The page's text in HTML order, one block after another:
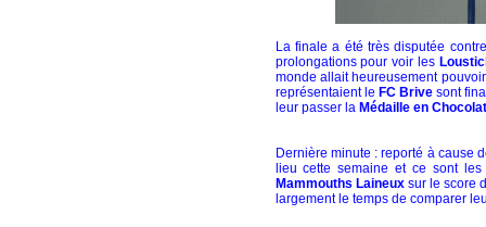
La finale a été très disputée
prolongations pour voir les
monde allait heureusement
représentaient le FC Brive sont
leur passer la Médaille en Chocolat
Dernière minute : reporté à cause
lieu cette semaine et ce sont
Mammouths Laineuxsur le score
largement le temps de comparer